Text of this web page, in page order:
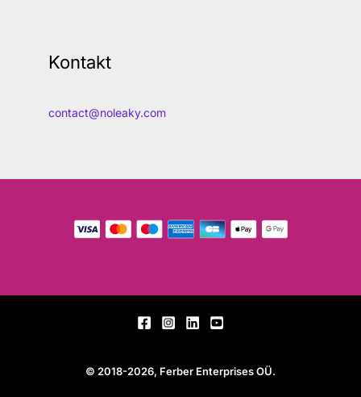
Kontakt
contact@noleaky.com
© 2018-2026, Ferber Enterprises OÜ.